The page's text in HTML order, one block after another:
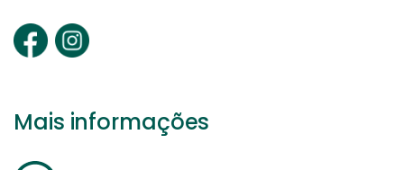
Mais informações